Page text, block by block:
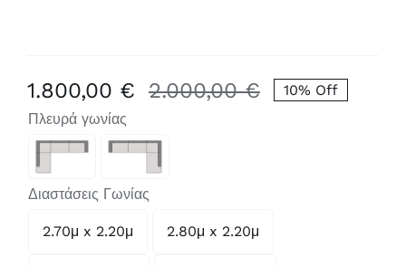
2.000,00€Original
1.800,00 €
Η
10% Off
Πλευρά γωνίας
Διαστάσεις Γωνίας
2.70μ x 2.20μ 2.80μ x 2.20μ